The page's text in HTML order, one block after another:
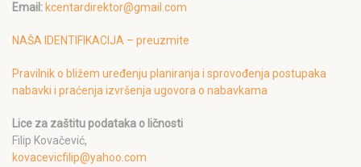
Email: kcentardirektor@gmail.com
NAŠA IDENTIFIKACIJA – preuzmite
Pravilnik o bližem uređenju planiranja i sprovođenja postupaka
nabavki i praćenja izvršenja ugovora o nabavkama
Lice za zaštitu podataka o ličnosti
Filip Kovačević,
kovacevicfilip@yahoo.com